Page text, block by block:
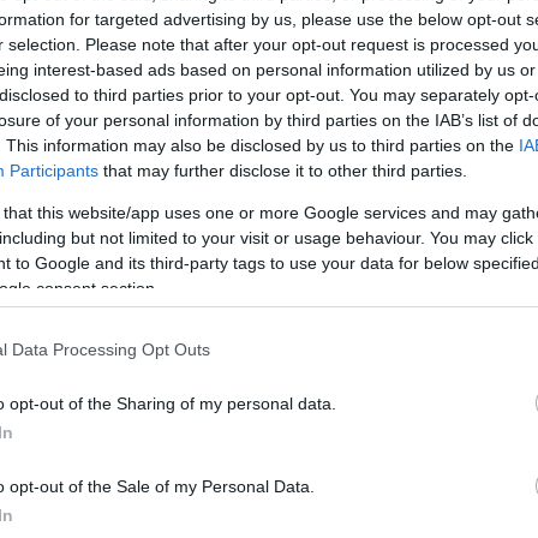
for targeted advertising by us, please use the below opt-out
selection. Please note that after your opt-out request is processed
interest-based ads based on personal information utilized by us
to third parties prior to your opt-out. You may separately
of your personal information by third parties on the IAB’s list of
This information may also be disclosed by us to third parties on the
Participants that may further disclose it to other third parties.
that this website/app uses one or more Google services and may
but not limited to your visit or usage behaviour. You may
to Google and its third-party tags to use your data for below
consent section.
Data Processing Opt Outs
opt-out of the Sharing of my personal data.
opt-out of the Sale of my Personal Data.
ο Χρήστος Γιαννούλης.
της αντικατάστασής του, τον λόγο πήρε ο
τον πρόεδρο του ΣΥΡΙΖΑ και τα
τη συνεργασία. Παράλληλα, σημείωσε ότι τόσο ο
απομάκρυνση
αιφνιδιαστική, καθώς το τελευταίο
ενστάσεις για τις επιλογές της ηγεσίας Φάμελλου.